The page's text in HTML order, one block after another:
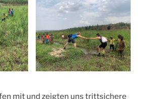
mit und zeigten uns trittsichere